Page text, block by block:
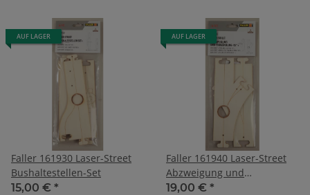
AUF LAGER
Faller 161930 Laser-Street
Bushaltestellen-Set
15,00 € *
AUF LAGER
Faller 161940 Laser-Street
Abzweigung und
Einmündung 45°
19,00 € *